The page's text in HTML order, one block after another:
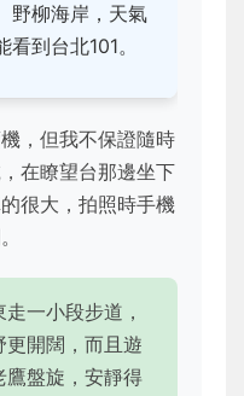
野柳海岸，天氣
看到台北101。
，但我不保證隨時
在瞭望台那邊坐下
很大，拍照時手機
走一小段步道，
開闊，而且遊
鷹盤旋，安靜得